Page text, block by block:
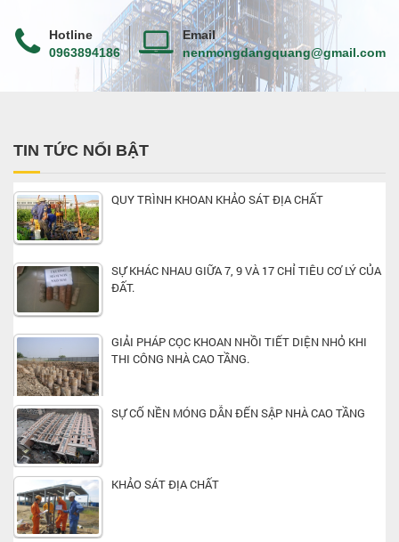
Hotline
0963894186
Email
nenmongdangquang@gmail.com
TIN TỨC NỔI BẬT
QUY TRÌNH KHOAN KHẢO SÁT ĐỊA CHẤT
SỰ KHÁC NHAU GIỮA 7, 9 VÀ 17 CHỈ TIÊU CƠ LÝ CỦA
ĐẤT.
GIẢI PHÁP CỌC KHOAN NHỒI TIẾT DIỆN NHỎ KHI
THI CÔNG NHÀ CAO TẦNG.
SỰ CỐ NỀN MÓNG DẪN ĐẾN SẬP NHÀ CAO TẦNG
KHẢO SÁT ĐỊA CHẤT